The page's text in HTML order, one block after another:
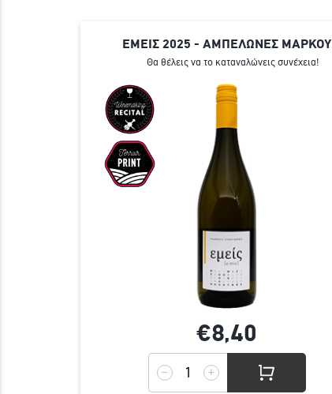
ΕΜΕΙΣ 2025 - ΑΜΠΕΛΩΝΕΣ ΜΑΡΚΟΥ
Θα θέλεις να το καταναλώνεις συνέχεια!
€8,40